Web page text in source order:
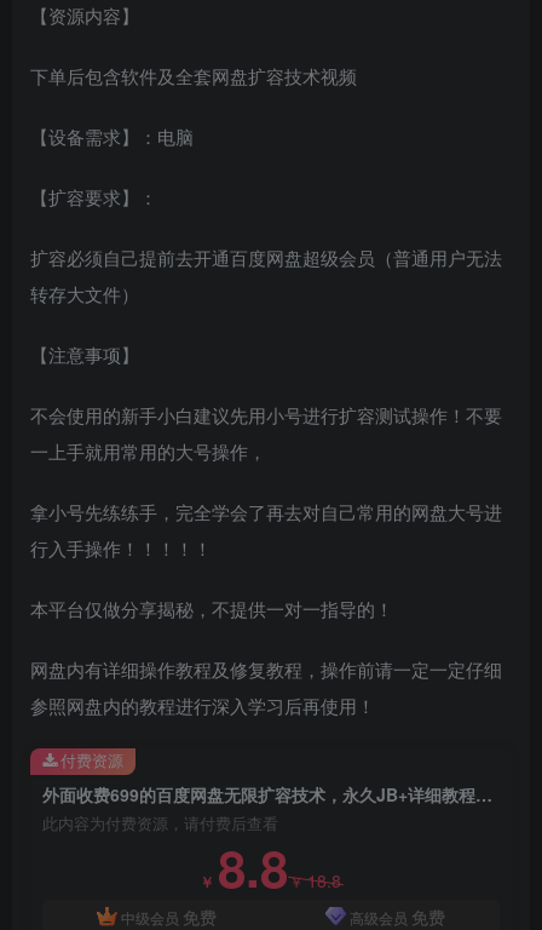
【资源内容】
下单后包含软件及全套网盘扩容技术视频
【设备需求】：电脑
【扩容要求】：
扩容必须自己提前去开通百度网盘超级会员（普通用户无法
转存大文件）
【注意事项】
不会使用的新手小白建议先用小号进行扩容测试操作！不要
一上手就用常用的大号操作，
拿小号先练练手，完全学会了再去对自己常用的网盘大号进
行入手操作！！！！！
本平台仅做分享揭秘，不提供一对一指导的！
网盘内有详细操作教程及修复教程，操作前请一定一定仔细
参照网盘内的教程进行深入学习后再使用！
外面收费699的百度网盘无限扩容技术，永久JB+详细教程，小白也轻松上手
此内容为付费资源，请付费后查看
￥ 8.8￥18.8
中级会员 免费 高级会员 免费
付费资源